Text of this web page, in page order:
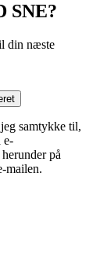
SNE?
din næste
samtykke til,
e-
på
mailen.